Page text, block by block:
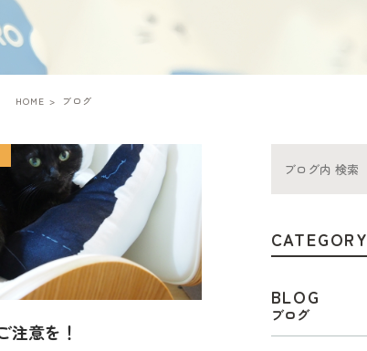
HOME ブログ
注意を！
CATEGORY
BLOG
ブログ